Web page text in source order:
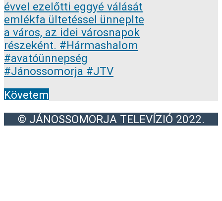
Követem
© JÁNOSSOMORJA TELEVÍZIÓ 2022.